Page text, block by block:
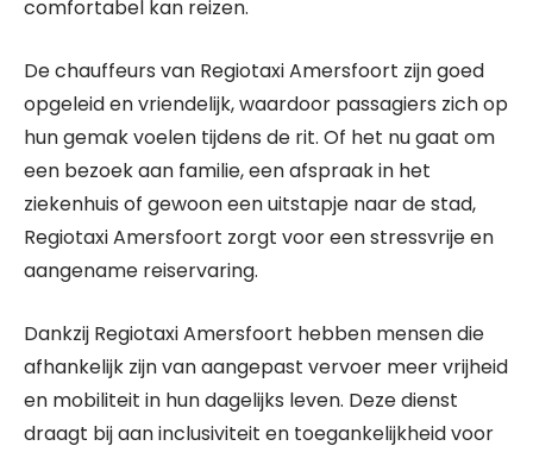
comfortabel kan reizen.
De chauffeurs van Regiotaxi Amersfoort zijn goed
opgeleid en vriendelijk, waardoor passagiers zich op
hun gemak voelen tijdens de rit. Of het nu gaat om
een bezoek aan familie, een afspraak in het
ziekenhuis of gewoon een uitstapje naar de stad,
Regiotaxi Amersfoort zorgt voor een stressvrije en
aangename reiservaring.
Dankzij Regiotaxi Amersfoort hebben mensen die
afhankelijk zijn van aangepast vervoer meer vrijheid
en mobiliteit in hun dagelijks leven. Deze dienst
draagt bij aan inclusiviteit en toegankelijkheid voor